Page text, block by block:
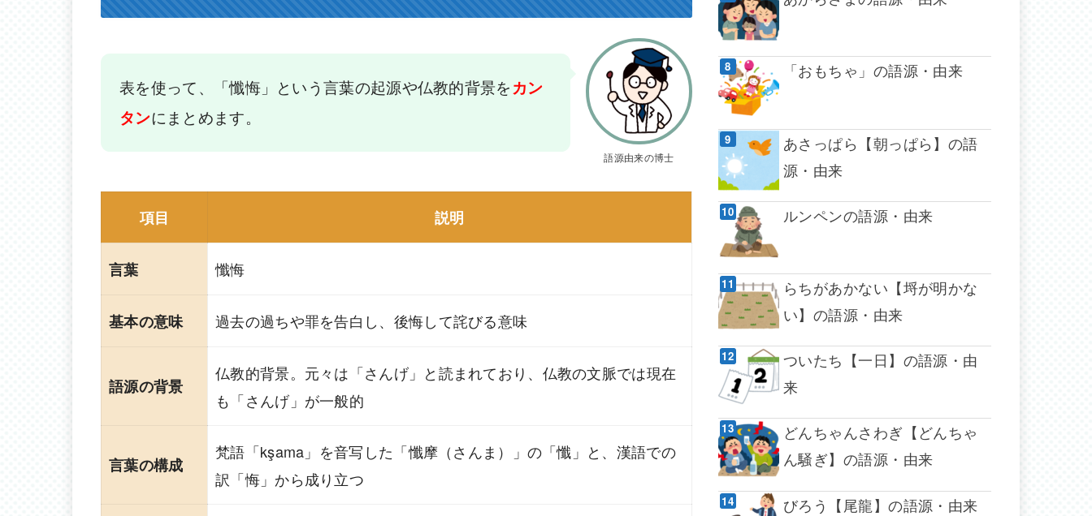
語源由来の博士
表を使って、「懺悔」という言葉の起源や仏教的背景をカン
タンにまとめます。
項目 説明
言葉 懺悔
基本の意味 過去の過ちや罪を告白し、後悔して詫びる意味
語源の背景
仏教的背景。元々は「さんげ」と読まれており、仏教の文脈では現在
も「さんげ」が一般的
言葉の構成
梵語「kşama」を音写した「懺摩（さんま）」の「懺」と、漢語での
訳「悔」から成り立つ
「おもちゃ」の語源・由来
あさっぱら【朝っぱら】の語
源・由来
ルンペンの語源・由来
らちがあかない【埒が明かな
い】の語源・由来
ついたち【一日】の語源・由
来
どんちゃんさわぎ【どんちゃ
ん騒ぎ】の語源・由来
びろう【尾龍】の語源・由来